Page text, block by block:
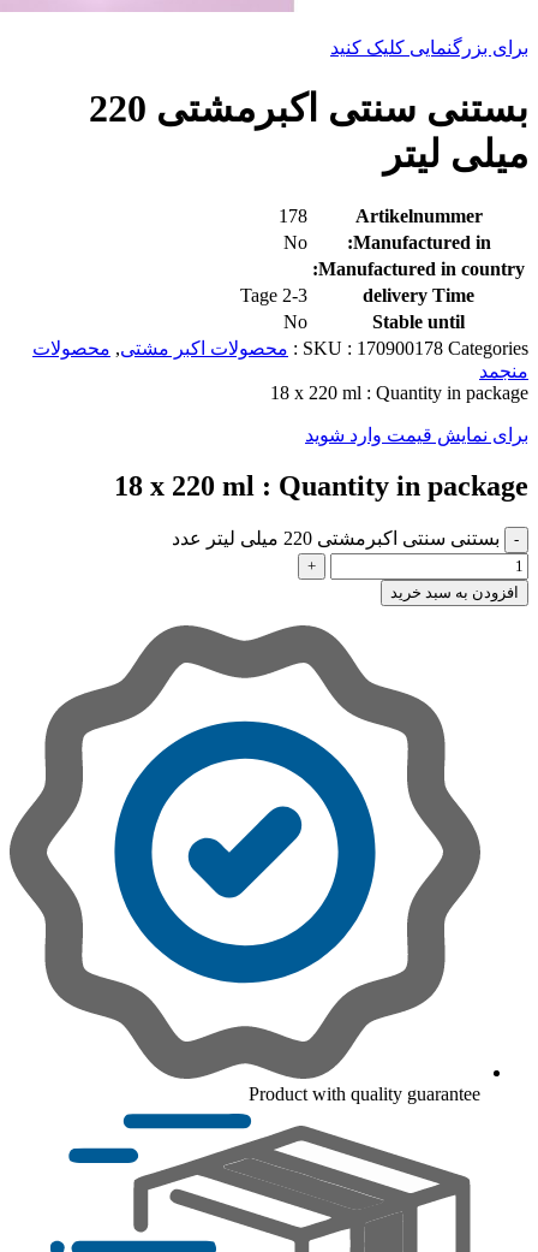
برای بزرگنمایی کلیک کنید
بستنی سنتی اکبرمشتی 220
میلی لیتر
Artikelnummer
178
Manufactured in:
No
Manufactured in country:
delivery Time
2-3 Tage
Stable until
No
SKU : 170900178 Categories : محصولات اکبر مشتی, محصولات
منجمد
Quantity in package :
18 x 220 ml
برای نمایش قیمت وارد شوید
Quantity in package :
18 x 220 ml
بستنی سنتی اکبرمشتی 220 میلی لیتر عدد
افزودن به سبد خرید
Product with quality guarantee